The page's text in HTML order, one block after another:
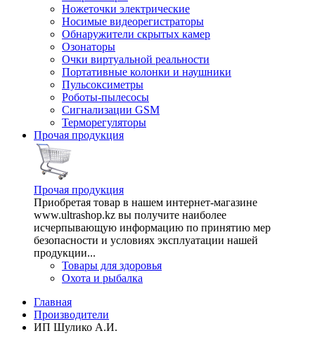
Ножеточки электрические
Носимые видеорегистраторы
Обнаружители скрытых камер
Озонаторы
Очки виртуальной реальности
Портативные колонки и наушники
Пульсоксиметры
Роботы-пылесосы
Сигнализации GSM
Терморегуляторы
Прочая продукция
Прочая продукция
Приобретая товар в нашем интернет-магазине
www.ultrashop.kz вы получите наиболее
исчерпывающую информацию по принятию мер
безопасности и условиях эксплуатации нашей
продукции...
Товары для здоровья
Охота и рыбалка
Главная
Производители
ИП Шулико А.И.